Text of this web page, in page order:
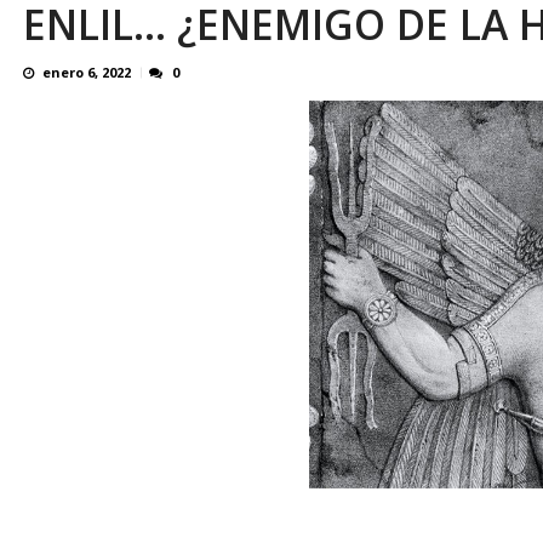
Familiares realizaron nueva vigilia en El
ENLIL… ¿ENEMIGO DE LA
enero 6, 2022 0